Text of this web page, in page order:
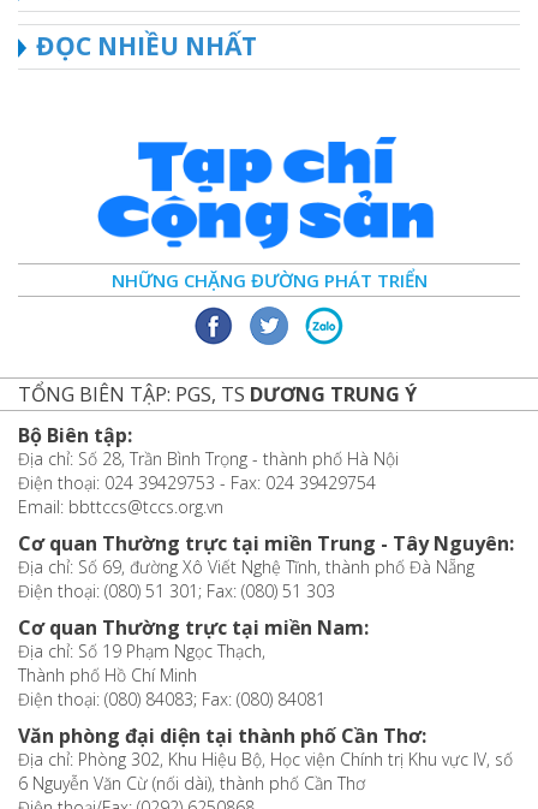
ĐỌC NHIỀU NHẤT
NHỮNG CHẶNG ĐƯỜNG PHÁT TRIỂN
TỔNG BIÊN TẬP: PGS, TS DƯƠNG TRUNG Ý
Bộ Biên tập:
Địa chỉ: Số 28, Trần Bình Trọng - thành phố Hà Nội
Điện thoại: 024 39429753 - Fax: 024 39429754
Email: bbttccs@tccs.org.vn
Cơ quan Thường trực tại miền Trung - Tây Nguyên:
Địa chỉ: Số 69, đường Xô Viết Nghệ Tĩnh, thành phố Đà Nẵng
Điện thoại: (080) 51 301; Fax: (080) 51 303
Cơ quan Thường trực tại miền Nam:
Địa chỉ: Số 19 Phạm Ngọc Thạch,
Thành phố Hồ Chí Minh
Điện thoại: (080) 84083; Fax: (080) 84081
Văn phòng đại diện tại thành phố Cần Thơ:
Địa chỉ: Phòng 302, Khu Hiệu Bộ, Học viện Chính trị Khu vực IV, số
6 Nguyễn Văn Cừ (nối dài), thành phố Cần Thơ